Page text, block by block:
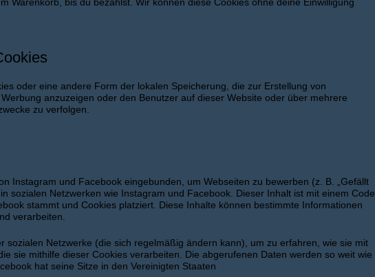
oder eine andere Form der lokalen Speicherung, die zur Erstellung von
anzuzeigen oder den Benutzer auf dieser Website oder über mehrere
zu verfolgen.
Instagram und Facebook eingebunden, um Webseiten zu bewerben (z. B. „Gefällt
in sozialen Netzwerken wie Instagram und Facebook. Dieser Inhalt ist mit einem Code
stammt und Cookies platziert. Diese Inhalte können bestimmte Informationen
verarbeiten.
sozialen Netzwerke (die sich regelmäßig ändern kann), um zu erfahren, wie sie mit
sie mithilfe dieser Cookies verarbeiten. Die abgerufenen Daten werden so weit wie
hat seine Sitze in den Vereinigten Staaten